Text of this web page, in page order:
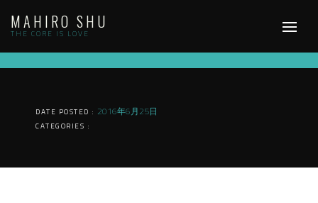
content
MAHIRO SHU
THE CORE IS LOVE
DATE POSTED : 2016年6月25日
CATEGORIES :